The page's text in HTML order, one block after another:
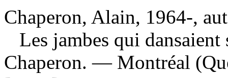
Chaperon, Alain, 1964-,
Les jambes qui
Chaperon. — Montréal